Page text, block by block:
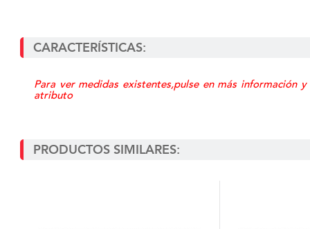
CARACTERÍSTICAS:
Para ver medidas existentes,pulse en más información y
atributo
PRODUCTOS SIMILARES: